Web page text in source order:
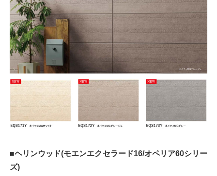
■ヘリンウッド(モエンエクセラード16/オペリア60シリー
ズ)